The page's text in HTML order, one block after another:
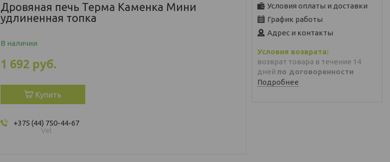
Дровяная печь Терма Каменка Мини
удлиненная топка
В наличии
1 692 руб.
Купить
+375 (44) 750-44-67
Vel
Условия оплаты и доставки
График работы
Адрес и контакты
возврат товара в течение 14
дней по договоренности
Подробнее